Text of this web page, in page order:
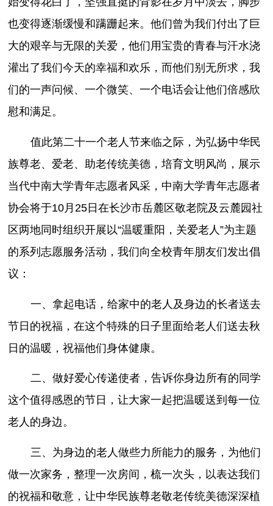
也变得逐渐缓慢和蹒跚起来。他们曾为我们付出了巨
大的艰辛与无限的关爱，他们用宝贵的青春与汗水浇
灌出了我们今天的幸福和欢乐，而他们别无所求，我
们的一声问候、一个微笑、一个电话会让他们倍感欣
慰和满足。
值此第二十一个老人节来临之际，为弘扬中华民
族尊老、爱老、助老传统美德，培育文明风尚，展示
当代中南大学青年志愿者风采，中南大学青年志愿者
协会将于10月25日在长沙市岳麓区敬老院及云麓园社
区两地同时组织开展以“温暖重阳，关爱老人”为主题
的系列志愿服务活动，我们向全校青年朋友们发出倡
议：
一、拿起电话，给家中的老人及身边的长者送去
节日的祝福，在这个特殊的日子里面给老人们送去秋
日的温暖，祝福他们身体健康。
二、做好爱心传递使者，告诉你身边所有的同学
这个值得感恩的节日，让大家一起把温暖送到每一位
老人的身边。
三、为身边的老人做些力所能力的服务，为他们
做一次家务，整理一次房间，梳一次头，以表达我们
的祝福和敬意，让中华民族尊老敬老传统美德深深植